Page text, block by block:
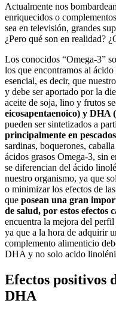
Actualmente nos
enriquecidos o
sea en televisión, grandes
¿Pero qué son en realidad?
Los conocidos “Omega-3”
los que encontramos al
esencial, es decir, que
y debe ser aportado por la
aceite de soja, lino y frutos
eicosapentaenoico) y DHA
pueden ser sintetizados a
principalmente en
sardinas, boquerones,
ácidos grasos Omega-3, sin
se diferencian del ácido
nuestro organismo, ya que
o minimizar los efectos de
que posean una gran
de salud, por estos efectos
encuentra la mejora del
ya que a la hora de adquirir
complemento alimenticio
DHA y no solo acido
Efectos positivos
DHA